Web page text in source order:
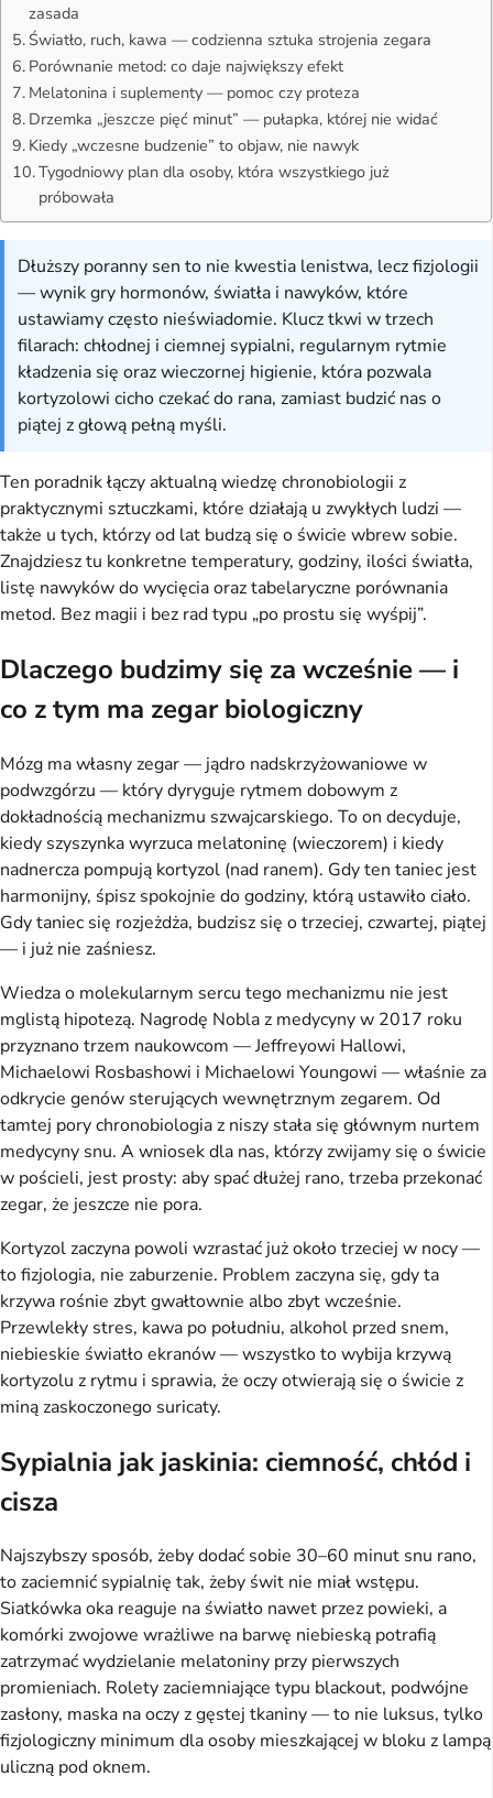
zasada
Światło, ruch, kawa — codzienna sztuka strojenia zegara
Porównanie metod: co daje największy efekt
Melatonina i suplementy — pomoc czy proteza
Drzemka „jeszcze pięć minut” — pułapka, której nie widać
Kiedy „wczesne budzenie” to objaw, nie nawyk
Tygodniowy plan dla osoby, która wszystkiego już
próbowała
Dłuższy poranny sen to nie kwestia lenistwa, lecz fizjologii
— wynik gry hormonów, światła i nawyków, które
ustawiamy często nieświadomie. Klucz tkwi w trzech
filarach: chłodnej i ciemnej sypialni, regularnym rytmie
kładzenia się oraz wieczornej higienie, która pozwala
kortyzolowi cicho czekać do rana, zamiast budzić nas o
piątej z głową pełną myśli.
Ten poradnik łączy aktualną wiedzę chronobiologii z
praktycznymi sztuczkami, które działają u zwykłych ludzi —
także u tych, którzy od lat budzą się o świcie wbrew sobie.
Znajdziesz tu konkretne temperatury, godziny, ilości światła,
listę nawyków do wycięcia oraz tabelaryczne porównania
metod. Bez magii i bez rad typu „po prostu się wyśpij”.
Dlaczego budzimy się za wcześnie — i
co z tym ma zegar biologiczny
Mózg ma własny zegar — jądro nadskrzyżowaniowe w
podwzgórzu — który dyryguje rytmem dobowym z
dokładnością mechanizmu szwajcarskiego. To on decyduje,
kiedy szyszynka wyrzuca melatoninę (wieczorem) i kiedy
nadnercza pompują kortyzol (nad ranem). Gdy ten taniec jest
harmonijny, śpisz spokojnie do godziny, którą ustawiło ciało.
Gdy taniec się rozjeżdża, budzisz się o trzeciej, czwartej, piątej
— i już nie zaśniesz.
Wiedza o molekularnym sercu tego mechanizmu nie jest
mglistą hipotezą. Nagrodę Nobla z medycyny w 2017 roku
przyznano trzem naukowcom — Jeffreyowi Hallowi,
Michaelowi Rosbashowi i Michaelowi Youngowi — właśnie za
odkrycie genów sterujących wewnętrznym zegarem. Od
tamtej pory chronobiologia z niszy stała się głównym nurtem
medycyny snu. A wniosek dla nas, którzy zwijamy się o świcie
w pościeli, jest prosty: aby spać dłużej rano, trzeba przekonać
zegar, że jeszcze nie pora.
Kortyzol zaczyna powoli wzrastać już około trzeciej w nocy —
to fizjologia, nie zaburzenie. Problem zaczyna się, gdy ta
krzywa rośnie zbyt gwałtownie albo zbyt wcześnie.
Przewlekły stres, kawa po południu, alkohol przed snem,
niebieskie światło ekranów — wszystko to wybija krzywą
kortyzolu z rytmu i sprawia, że oczy otwierają się o świcie z
miną zaskoczonego suricaty.
Sypialnia jak jaskinia: ciemność, chłód i
cisza
Najszybszy sposób, żeby dodać sobie 30–60 minut snu rano,
to zaciemnić sypialnię tak, żeby świt nie miał wstępu.
Siatkówka oka reaguje na światło nawet przez powieki, a
komórki zwojowe wrażliwe na barwę niebieską potrafią
zatrzymać wydzielanie melatoniny przy pierwszych
promieniach. Rolety zaciemniające typu blackout, podwójne
zasłony, maska na oczy z gęstej tkaniny — to nie luksus, tylko
fizjologiczny minimum dla osoby mieszkającej w bloku z lampą
uliczną pod oknem.